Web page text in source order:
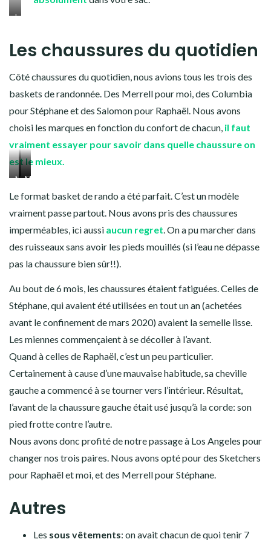
Les pantalons adaptables en short de chez Décathlon
Les chaussures du quotidien
Côté chaussures du quotidien, nous avions tous les trois des
baskets de randonnée. Des Merrell pour moi, des Columbia
pour Stéphane et des Salomon pour Raphaël. Nous avons
choisi les marques en fonction du confort de chacun,
vraiment essayer pour savoir dans quelle chaussure on
est le mieux.